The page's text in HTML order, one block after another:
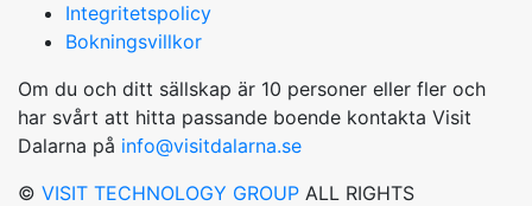
Integritetspolicy
Bokningsvillkor
Om du och ditt sällskap är 10 personer eller fler och
har svårt att hitta passande boende kontakta Visit
Dalarna på info@visitdalarna.se
© VISIT TECHNOLOGY GROUP ALL RIGHTS